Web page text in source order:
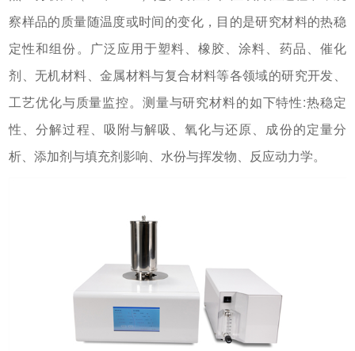
察样品的质量随温度或时间的变化，目的是研究材料的热稳
定性和组份。广泛应用于塑料、橡胶、涂料、药品、催化
剂、无机材料、金属材料与复合材料等各领域的研究开发、
工艺优化与质量监控。测量与研究材料的如下特性:热稳定
性、分解过程、吸附与解吸、氧化与还原、成份的定量分
析、添加剂与填充剂影响、水份与挥发物、反应动力学。